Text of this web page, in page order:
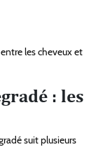
les cheveux et
: les
suit plusieurs